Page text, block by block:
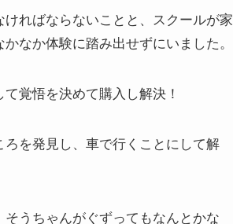
ればならないことと、スクールが家
なか体験に踏み出せずにいました。
覚悟を決めて購入し解決！
を発見し、車で行くことにして解
うちゃんがぐずってもなんとかな